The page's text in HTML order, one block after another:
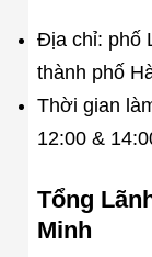
Địa chỉ: phố
thành phố
Thời gian
12:00 &
Tổng
Minh